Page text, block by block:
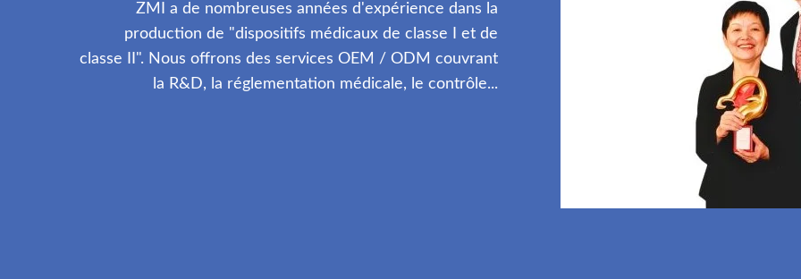
ZMI a de nombreuses années d'expérience dans la
production de "dispositifs médicaux de classe I et de
classe II". Nous offrons des services OEM / ODM couvrant
la R&D, la réglementation médicale, le contrôle...